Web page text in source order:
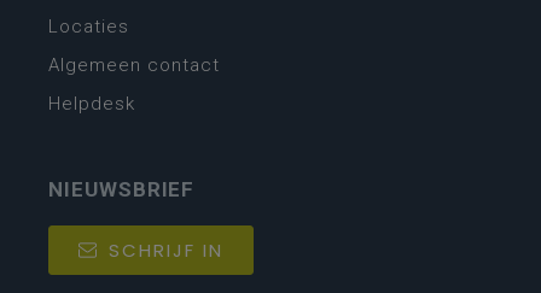
Locaties
Algemeen contact
Helpdesk
NIEUWSBRIEF
SCHRIJF IN